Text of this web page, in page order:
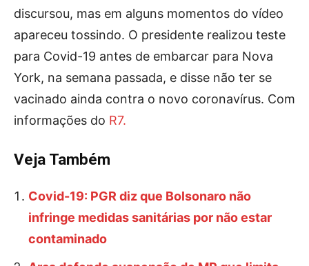
discursou, mas em alguns momentos do vídeo
apareceu tossindo. O presidente realizou teste
para Covid-19 antes de embarcar para Nova
York, na semana passada, e disse não ter se
vacinado ainda contra o novo coronavírus. Com
informações do R7.
Veja Também
Covid-19: PGR diz que Bolsonaro não
infringe medidas sanitárias por não estar
contaminado